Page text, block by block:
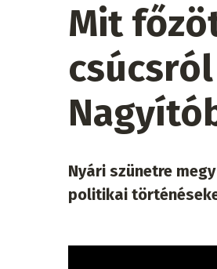
Mit
Nyári szünetre
politikai